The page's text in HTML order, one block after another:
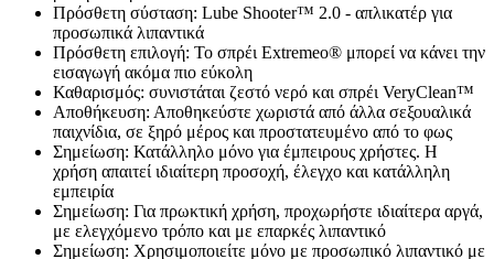
Πρόσθετη σύσταση: Lube Shooter™ 2.0 - απλικατέρ για
προσωπικά λιπαντικά
Πρόσθετη επιλογή: Το σπρέι Extremeo® μπορεί να κάνει την
εισαγωγή ακόμα πιο εύκολη
Καθαρισμός: συνιστάται ζεστό νερό και σπρέι VeryClean™
Αποθήκευση: Αποθηκεύστε χωριστά από άλλα σεξουαλικά
παιχνίδια, σε ξηρό μέρος και προστατευμένο από το φως
Σημείωση: Κατάλληλο μόνο για έμπειρους χρήστες. Η
χρήση απαιτεί ιδιαίτερη προσοχή, έλεγχο και κατάλληλη
εμπειρία
Σημείωση: Για πρωκτική χρήση, προχωρήστε ιδιαίτερα αργά,
με ελεγχόμενο τρόπο και με επαρκές λιπαντικό
Σημείωση: Χρησιμοποιείτε μόνο με προσωπικό λιπαντικό με